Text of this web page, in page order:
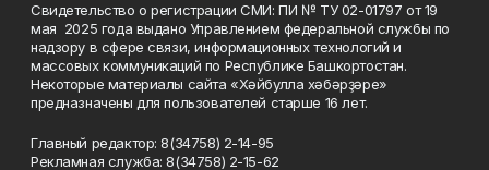
Свидетельство о регистрации СМИ: ПИ № ТУ 02-01797 от 19
мая 2025 года выдано Управлением федеральной службы по
надзору в сфере связи, информационных технологий и
массовых коммуникаций по Республике Башкортостан.
Некоторые материалы сайта «Хәйбулла хәбәрҙәре»
предназначены для пользователей старше 16 лет.
Главный редактор: 8(34758) 2-14-95
Рекламная служба: 8(34758) 2-15-62